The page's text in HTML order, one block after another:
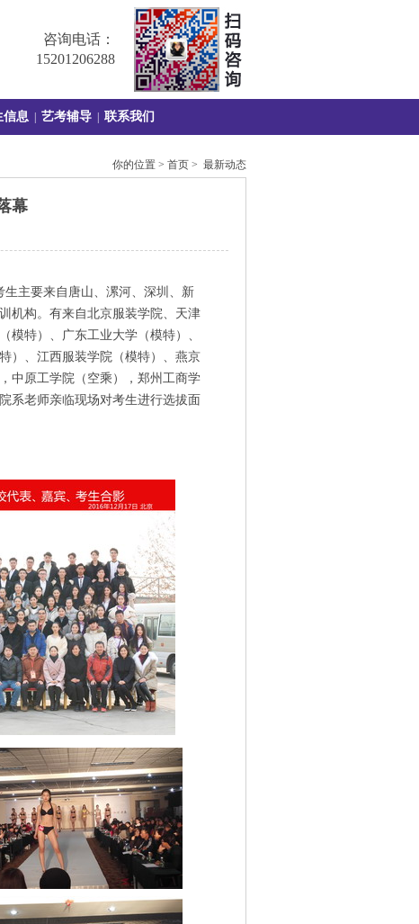
咨询电话：
15201206288
信息 艺考辅导 联系我们
你的位置 > 首页 > 最新动态
幕
生主要来自唐山、漯河、深圳、新
机构。有来自北京服装学院、天津
特）、广东工业大学（模特）、
）、江西服装学院（模特）、燕京
中原工学院（空乘），郑州工商学
系老师亲临现场对考生进行选拔面